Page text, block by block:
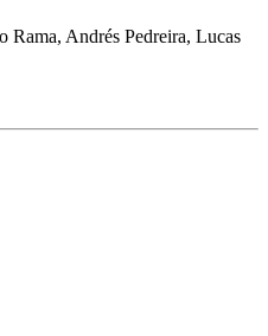
Rama, Andrés Pedreira, Lucas